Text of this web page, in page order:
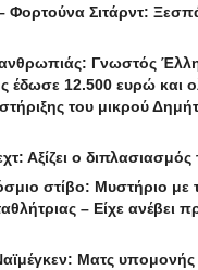
Φορτούνα Σιτάρντ:
Γνωστός
έδωσε 12.500 ευρώ και
του μικρού
Αξίζει ο
στίβο: Μυστήριο με
– Είχε ανέβει
Ματς